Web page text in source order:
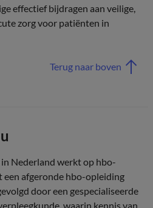
effectief bijdragen aan veilige,
zorg voor patiënten in
Terug naar boven
in Nederland werkt op hbo-
een afgeronde hbo-opleiding
door een gespecialiseerde
waarin kennis van